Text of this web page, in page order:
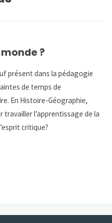
?
présent dans la pédagogie
de temps de
En Histoire-Géographie,
l’apprentissage de la
critique?